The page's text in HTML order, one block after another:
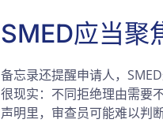
SMED应当聚
备忘录还提醒申请人，
很现实：不同拒绝理由需要
声明里，审查员可能难以判